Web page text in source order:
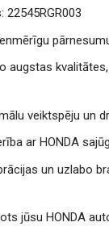
22545RGR003
augstas
veiktspēju un
ar HONDA
un uzlabo
jūsu HONDA